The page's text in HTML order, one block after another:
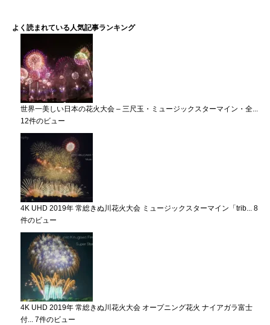
よく読まれている人気記事ランキング
世界一美しい日本の花火大会 – 三尺玉・ミュージックスターマイン・全...
12件のビュー
4K UHD 2019年 常総きぬ川花火大会 ミュージックスターマイン「trib... 8
件のビュー
4K UHD 2019年 常総きぬ川花火大会 オープニング花火 ナイアガラ富士
付... 7件のビュー